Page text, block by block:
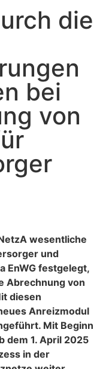
die
bei
von
wesentliche
und
EnWG festgelegt,
Abrechnung von
diesen
Anreizmodul
Mit Beginn
dem 1. April 2025
in der